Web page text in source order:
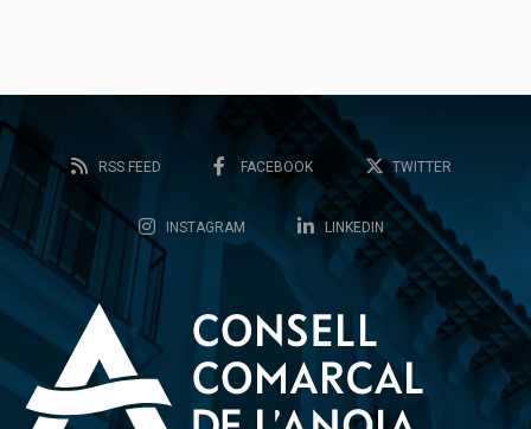
RSS FEED FACEBOOK TWITTER
INSTAGRAM LINKEDIN